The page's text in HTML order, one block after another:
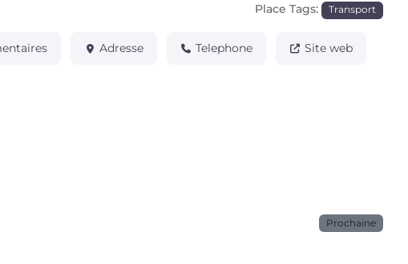
Place Tags: Transport
Adresse Telephone Site web
Prochaine